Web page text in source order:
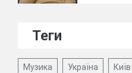
Теги
Музика Україна Київ